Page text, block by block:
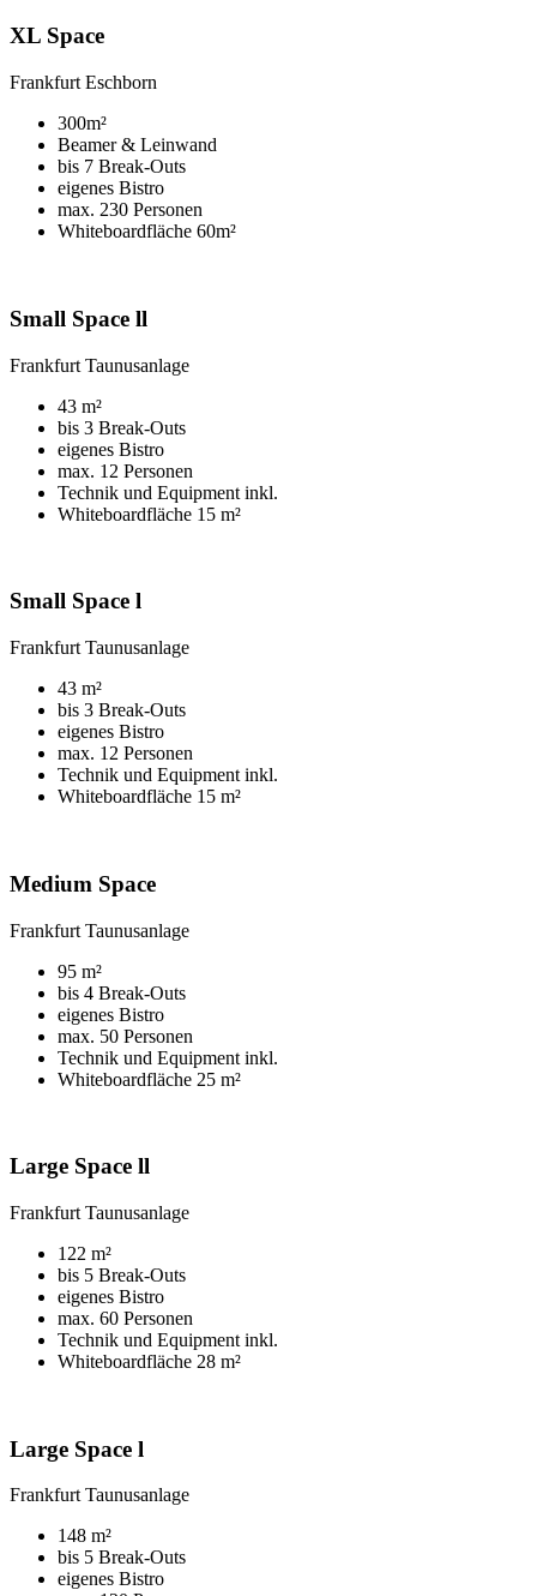
XL Space
Frankfurt Eschborn
300m²
Beamer & Leinwand
bis 7 Break-Outs
eigenes Bistro
max. 230 Personen
Whiteboardfläche 60m²
Small Space ll
Frankfurt Taunusanlage
43 m²
bis 3 Break-Outs
eigenes Bistro
max. 12 Personen
Technik und Equipment inkl.
Whiteboardfläche 15 m²
Small Space l
Frankfurt Taunusanlage
43 m²
bis 3 Break-Outs
eigenes Bistro
max. 12 Personen
Technik und Equipment inkl.
Whiteboardfläche 15 m²
Medium Space
Frankfurt Taunusanlage
95 m²
bis 4 Break-Outs
eigenes Bistro
max. 50 Personen
Technik und Equipment inkl.
Whiteboardfläche 25 m²
Large Space ll
Frankfurt Taunusanlage
122 m²
bis 5 Break-Outs
eigenes Bistro
max. 60 Personen
Technik und Equipment inkl.
Whiteboardfläche 28 m²
Large Space l
Frankfurt Taunusanlage
148 m²
bis 5 Break-Outs
eigenes Bistro